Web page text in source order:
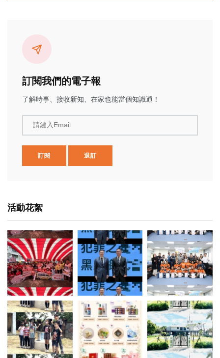
訂閱我們的電子報
了解時事、接收新知、在家也能當個知識通！
請鍵入Email
訂閱 退訂
活動花絮